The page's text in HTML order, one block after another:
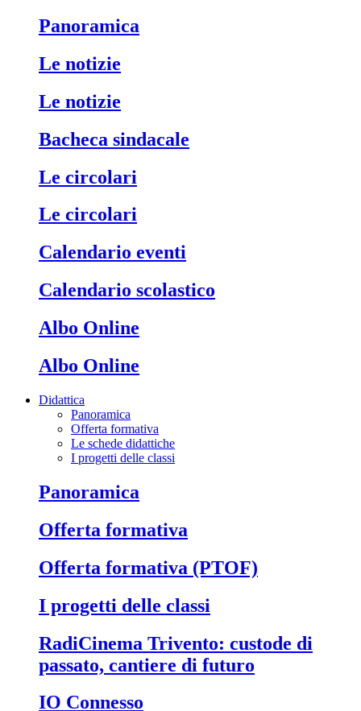
Panoramica
Le notizie
Le notizie
Bacheca sindacale
Le circolari
Le circolari
Calendario eventi
Calendario scolastico
Albo Online
Albo Online
Didattica
Panoramica
Offerta formativa
Le schede didattiche
I progetti delle classi
Panoramica
Offerta formativa
Offerta formativa (PTOF)
I progetti delle classi
RadiCinema Trivento: custode di
passato, cantiere di futuro
IO Connesso